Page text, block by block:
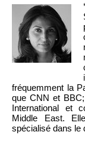
fréquemment la
que CNN et
International et
Middle East.
spécialisé dans le